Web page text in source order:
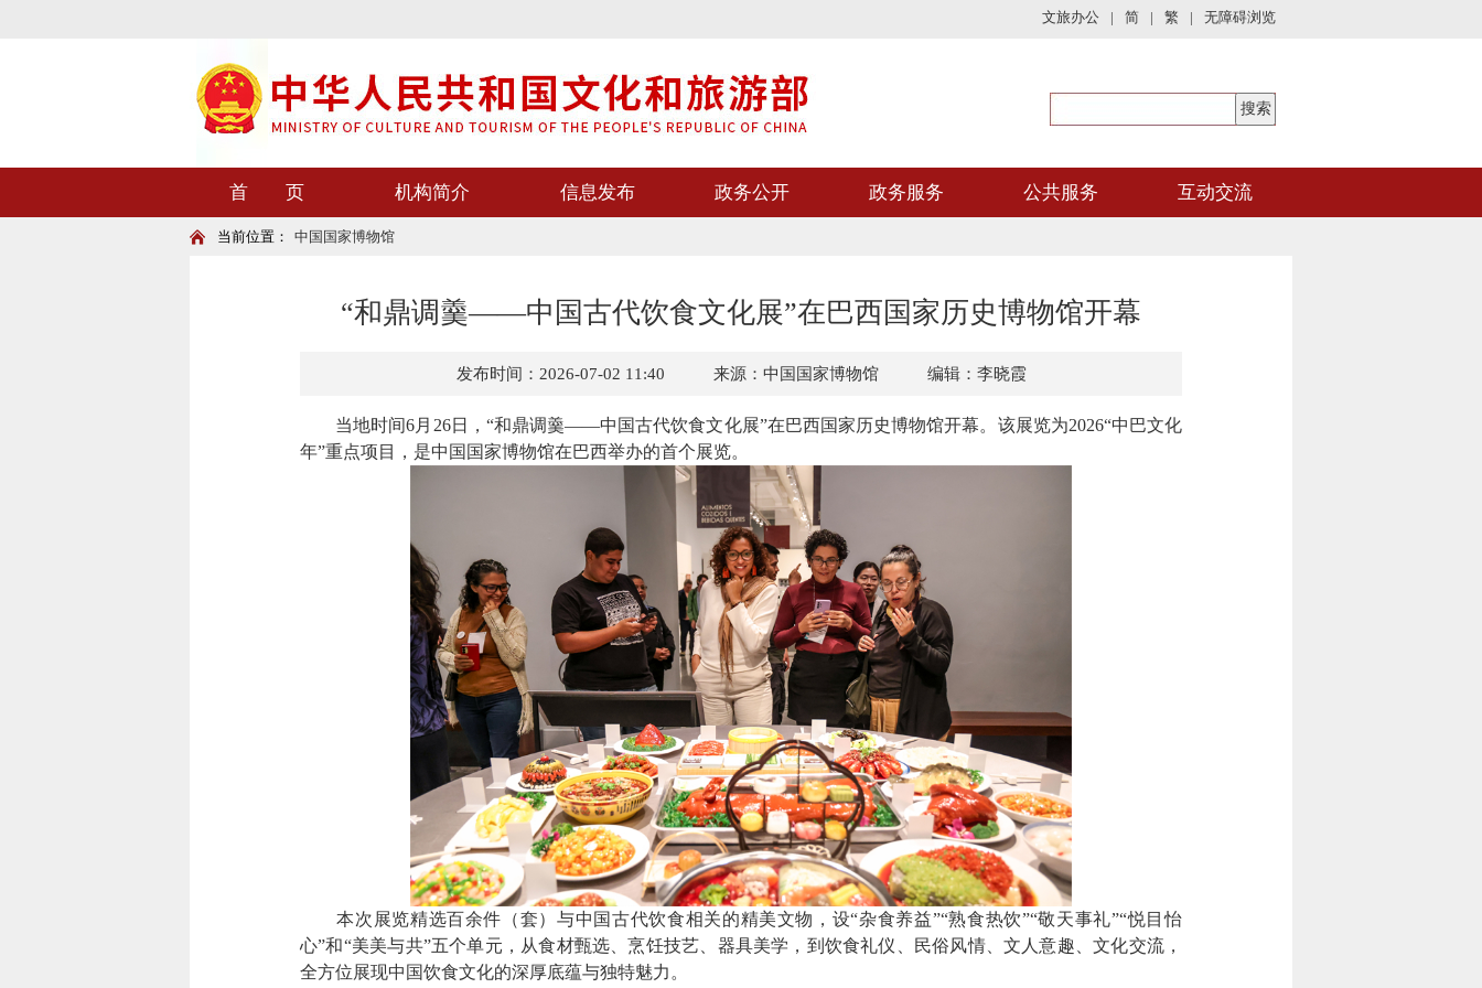
文旅办公 | 简 | 繁 | 无障碍浏览
首 页 机构简介 信息发布 政务公开 政务服务 公共服务 互动交流
当前位置： 中国国家博物馆
“和鼎调羹——中国古代饮食文化展”在巴西国家历史博物馆开幕
发布时间：2026-07-02 11:40 来源：中国国家博物馆 编辑：李晓霞
当地时间6月26日，“和鼎调羹——中国古代饮食文化展”在巴西国家历史博物馆开幕。该展览为2026“中巴文化
年”重点项目，是中国国家博物馆在巴西举办的首个展览。
本次展览精选百余件（套）与中国古代饮食相关的精美文物，设“杂食养益”“熟食热饮”“敬天事礼”“悦目怡
心”和“美美与共”五个单元，从食材甄选、烹饪技艺、器具美学，到饮食礼仪、民俗风情、文人意趣、文化交流，
全方位展现中国饮食文化的深厚底蕴与独特魅力。